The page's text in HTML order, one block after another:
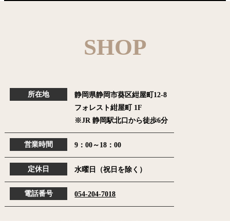
SHOP
所在地
静岡県静岡市葵区紺屋町12-8
フォレスト紺屋町 1F
※JR 静岡駅北口から徒歩6分
営業時間 9：00～18：00
定休日 水曜日（祝日を除く）
電話番号 054-204-7018